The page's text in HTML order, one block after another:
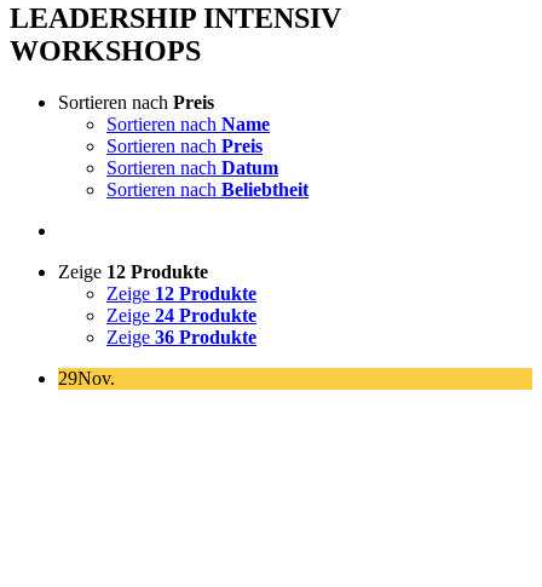
LEADERSHIP INTENSIV
WORKSHOPS
Sortieren nach Preis
Sortieren nach Name
Sortieren nach Preis
Sortieren nach Datum
Sortieren nach Beliebtheit
Zeige 12 Produkte
Zeige 12 Produkte
Zeige 24 Produkte
Zeige 36 Produkte
29Nov.